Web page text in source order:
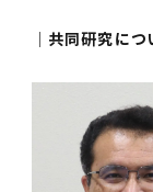
│共同研究につ